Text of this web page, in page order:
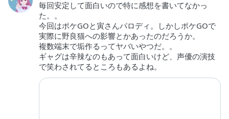
毎回安定して面白いので特に感想を書いてなかっ
た。。
今回はポケGOと寅さんパロディ。しかしポケGOで
実際に野良猫への影響とかあったのだろうか。
複数端末で垢作るってヤバいやつだ。。
ギャグは辛辣なのもあって面白いけど、声優の演技
で笑わされてるところもあるよね。